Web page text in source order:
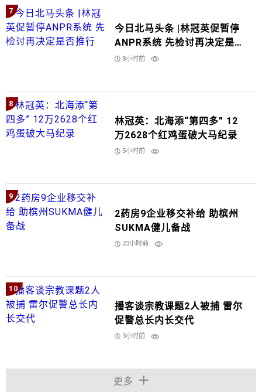
7
今日北马头条 |林冠英促暂停
ANPR系统 先检讨再决定是否
推行
8小时前
8
林冠英：北海添“第四多” 12
万2628个红鸡蛋破大马纪录
5小时前
9
2药房9企业移交补给 助槟州
SUKMA健儿备战
23小时前
10
播客谈宗教课题2人被捕 雷尔
促警总长内长交代
3小时前
更多